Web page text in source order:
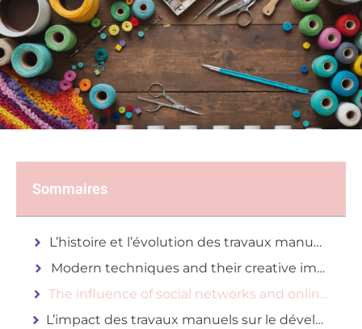
Sommaires
L’histoire et l’évolution des travaux manuels féminins
Modern techniques and their creative impact
The influence of social networks and online communities
L’impact des travaux manuels sur le développement personnel et professionnel